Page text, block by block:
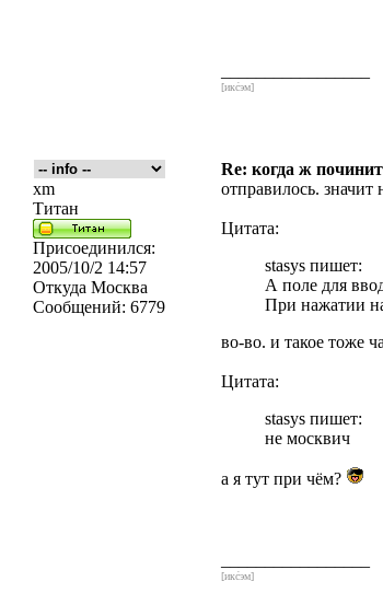
[икс́эм]
Re: когда ж
xm
Титан
Присоединился:
2005/10/2 14:57
Откуда Москва
Сообщений: 6779
отправилось.
Цитата:
stasys пишет:
А поле для
При нажатии
во-во. и такое тоже
Цитата:
stasys пишет:
не москвич
а я тут при чём?
[икс́эм]